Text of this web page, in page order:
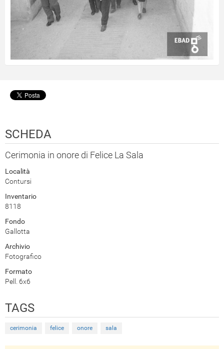
SCHEDA
Cerimonia in onore di Felice La Sala
Località
Contursi
Inventario
8118
Fondo
Gallotta
Archivio
Fotografico
Formato
Pell. 6x6
TAGS
cerimonia felice onore sala